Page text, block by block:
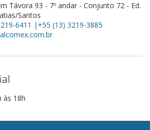
Távora 93 - 7º andar - Conjunto 72 - Ed.
Santos
6411 |+55 (13) 3219-3885
às 18h